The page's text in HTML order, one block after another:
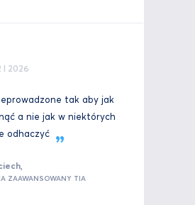
I 2026
tak aby jak
a nie jak w niektórych
odhaczyć
ZAAWANSOWANY TIA